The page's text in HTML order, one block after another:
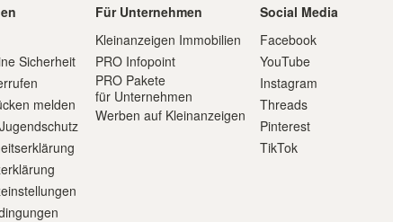
Sicherheit
melden
Für Unternehmen
Kleinanzeigen Immobilien
PRO Infopoint
PRO Pakete
für Unternehmen
Werben auf Kleinanzeigen
Social Media
Facebook
YouTube
Instagram
Threads
Pinterest
TikTok